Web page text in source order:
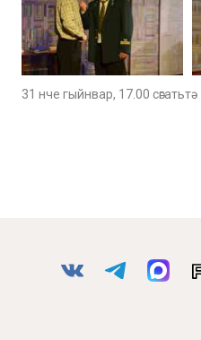
31 нче гыйнвар, 17.00 сәгатьтә